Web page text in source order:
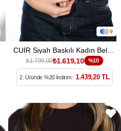
9
CUİR Siyah Baskılı Kadın Bel Çantası
₺1.799,00₺1.619,10 %10
2. Üründe %20 İndirim: 1.439,20 TL